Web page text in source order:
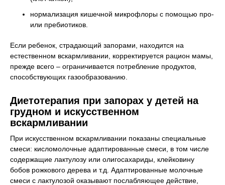
нормализация кишечной микрофлоры с помощью про-
или пребиотиков.
Если ребенок, страдающий запорами, находится на
естественном вскармливании, корректируется рацион мамы,
прежде всего – ограничивается потребление продуктов,
способствующих газообразованию.
Диетотерапия при запорах у детей на
грудном и искусственном
вскармливании
При искусственном вскармливании показаны специальные
смеси: кисломолочные адаптированные смеси, в том числе
содержащие лактулозу или олигосахариды, клейковину
бобов рожкового дерева и т.д. Адаптированные молочные
смеси с лактулозой оказывают послабляющее действие,